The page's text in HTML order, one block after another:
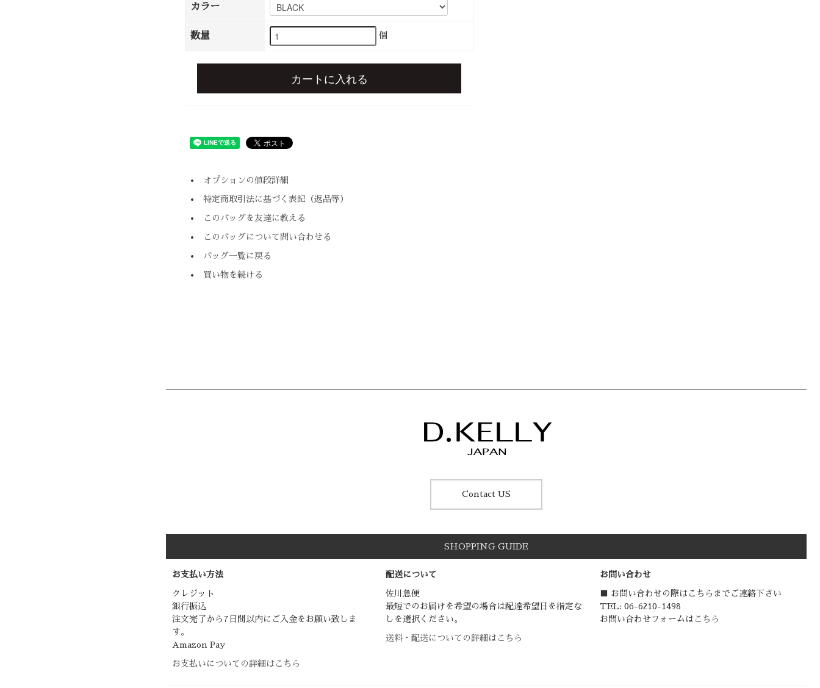
カラー
数量 個
カートに入れる
オプションの値段詳細
特定商取引法に基づく表記（返品等）
このバッグを友達に教える
このバッグについて問い合わせる
バッグ一覧に戻る
買い物を続ける
Contact US
SHOPPING GUIDE
お支払い方法
クレジット
銀行振込
注文完了から7日間以内にご入金をお願い致しま
す。
Amazon Pay
お支払いについての詳細はこちら
配送について
佐川急便
最短でのお届けを希望の場合は配達希望日を指定な
しを選択ください。
送料・配送についての詳細はこちら
お問い合わせ
■ お問い合わせの際はこちらまでご連絡下さい
TEL: 06-6210-1498
お問い合わせフォームは こちら